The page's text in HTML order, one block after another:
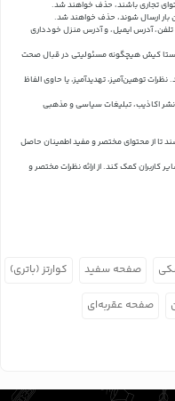
تجاری باشند، حذف خواهند شد.
بار ارسال شوند، حذف خواهند شد.
تلفن، آدرس ایمیل، و آدرس منزل خودداری
کیش هیچگونه مسئولیتی در قبال صحت
توهین‌آمیز، تهدیدآمیز، یا حاوی الفاظ
نشر اکاذیب، تبلیغات سیاسی و مذهبی
50 کاراکتر و حداکثر 500 کاراکتر باشند تا از محتوای مختصر و مفید اطمینان حاصل
کاربران کمک کند.از ارائه نظرات مختصر و
صفحه سفید کوارتز (باتری)
صفحه عقربه‌ای